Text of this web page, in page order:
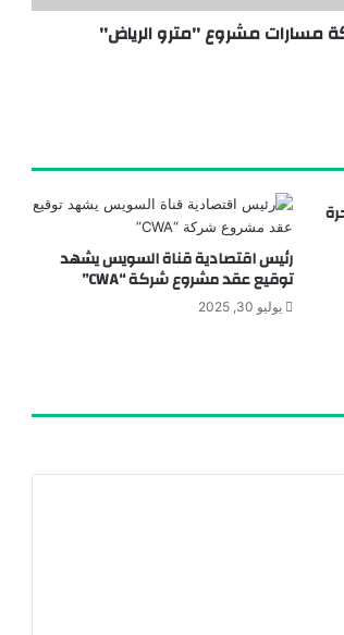
مسارات مشروع ''مترو الرياض''
رئيس اقتصادية قناة السويس يشهد
توقيع عقد مشروع شركة “CWA”
يوليو 30, 2025